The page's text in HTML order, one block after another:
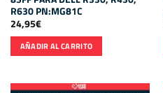
R630 PN:MG81C
24,95€
AÑADIR AL CARRITO